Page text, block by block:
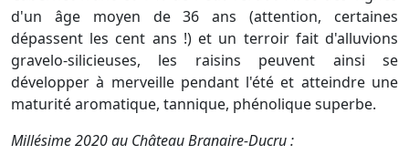
d'un âge moyen de 36 ans (attention, certaines
dépassent les cent ans !) et un terroir fait d'alluvions
gravelo-silicieuses, les raisins peuvent ainsi se
développer à merveille pendant l'été et atteindre une
maturité aromatique, tannique, phénolique superbe.
Millésime 2020 au Château Branaire-Ducru :